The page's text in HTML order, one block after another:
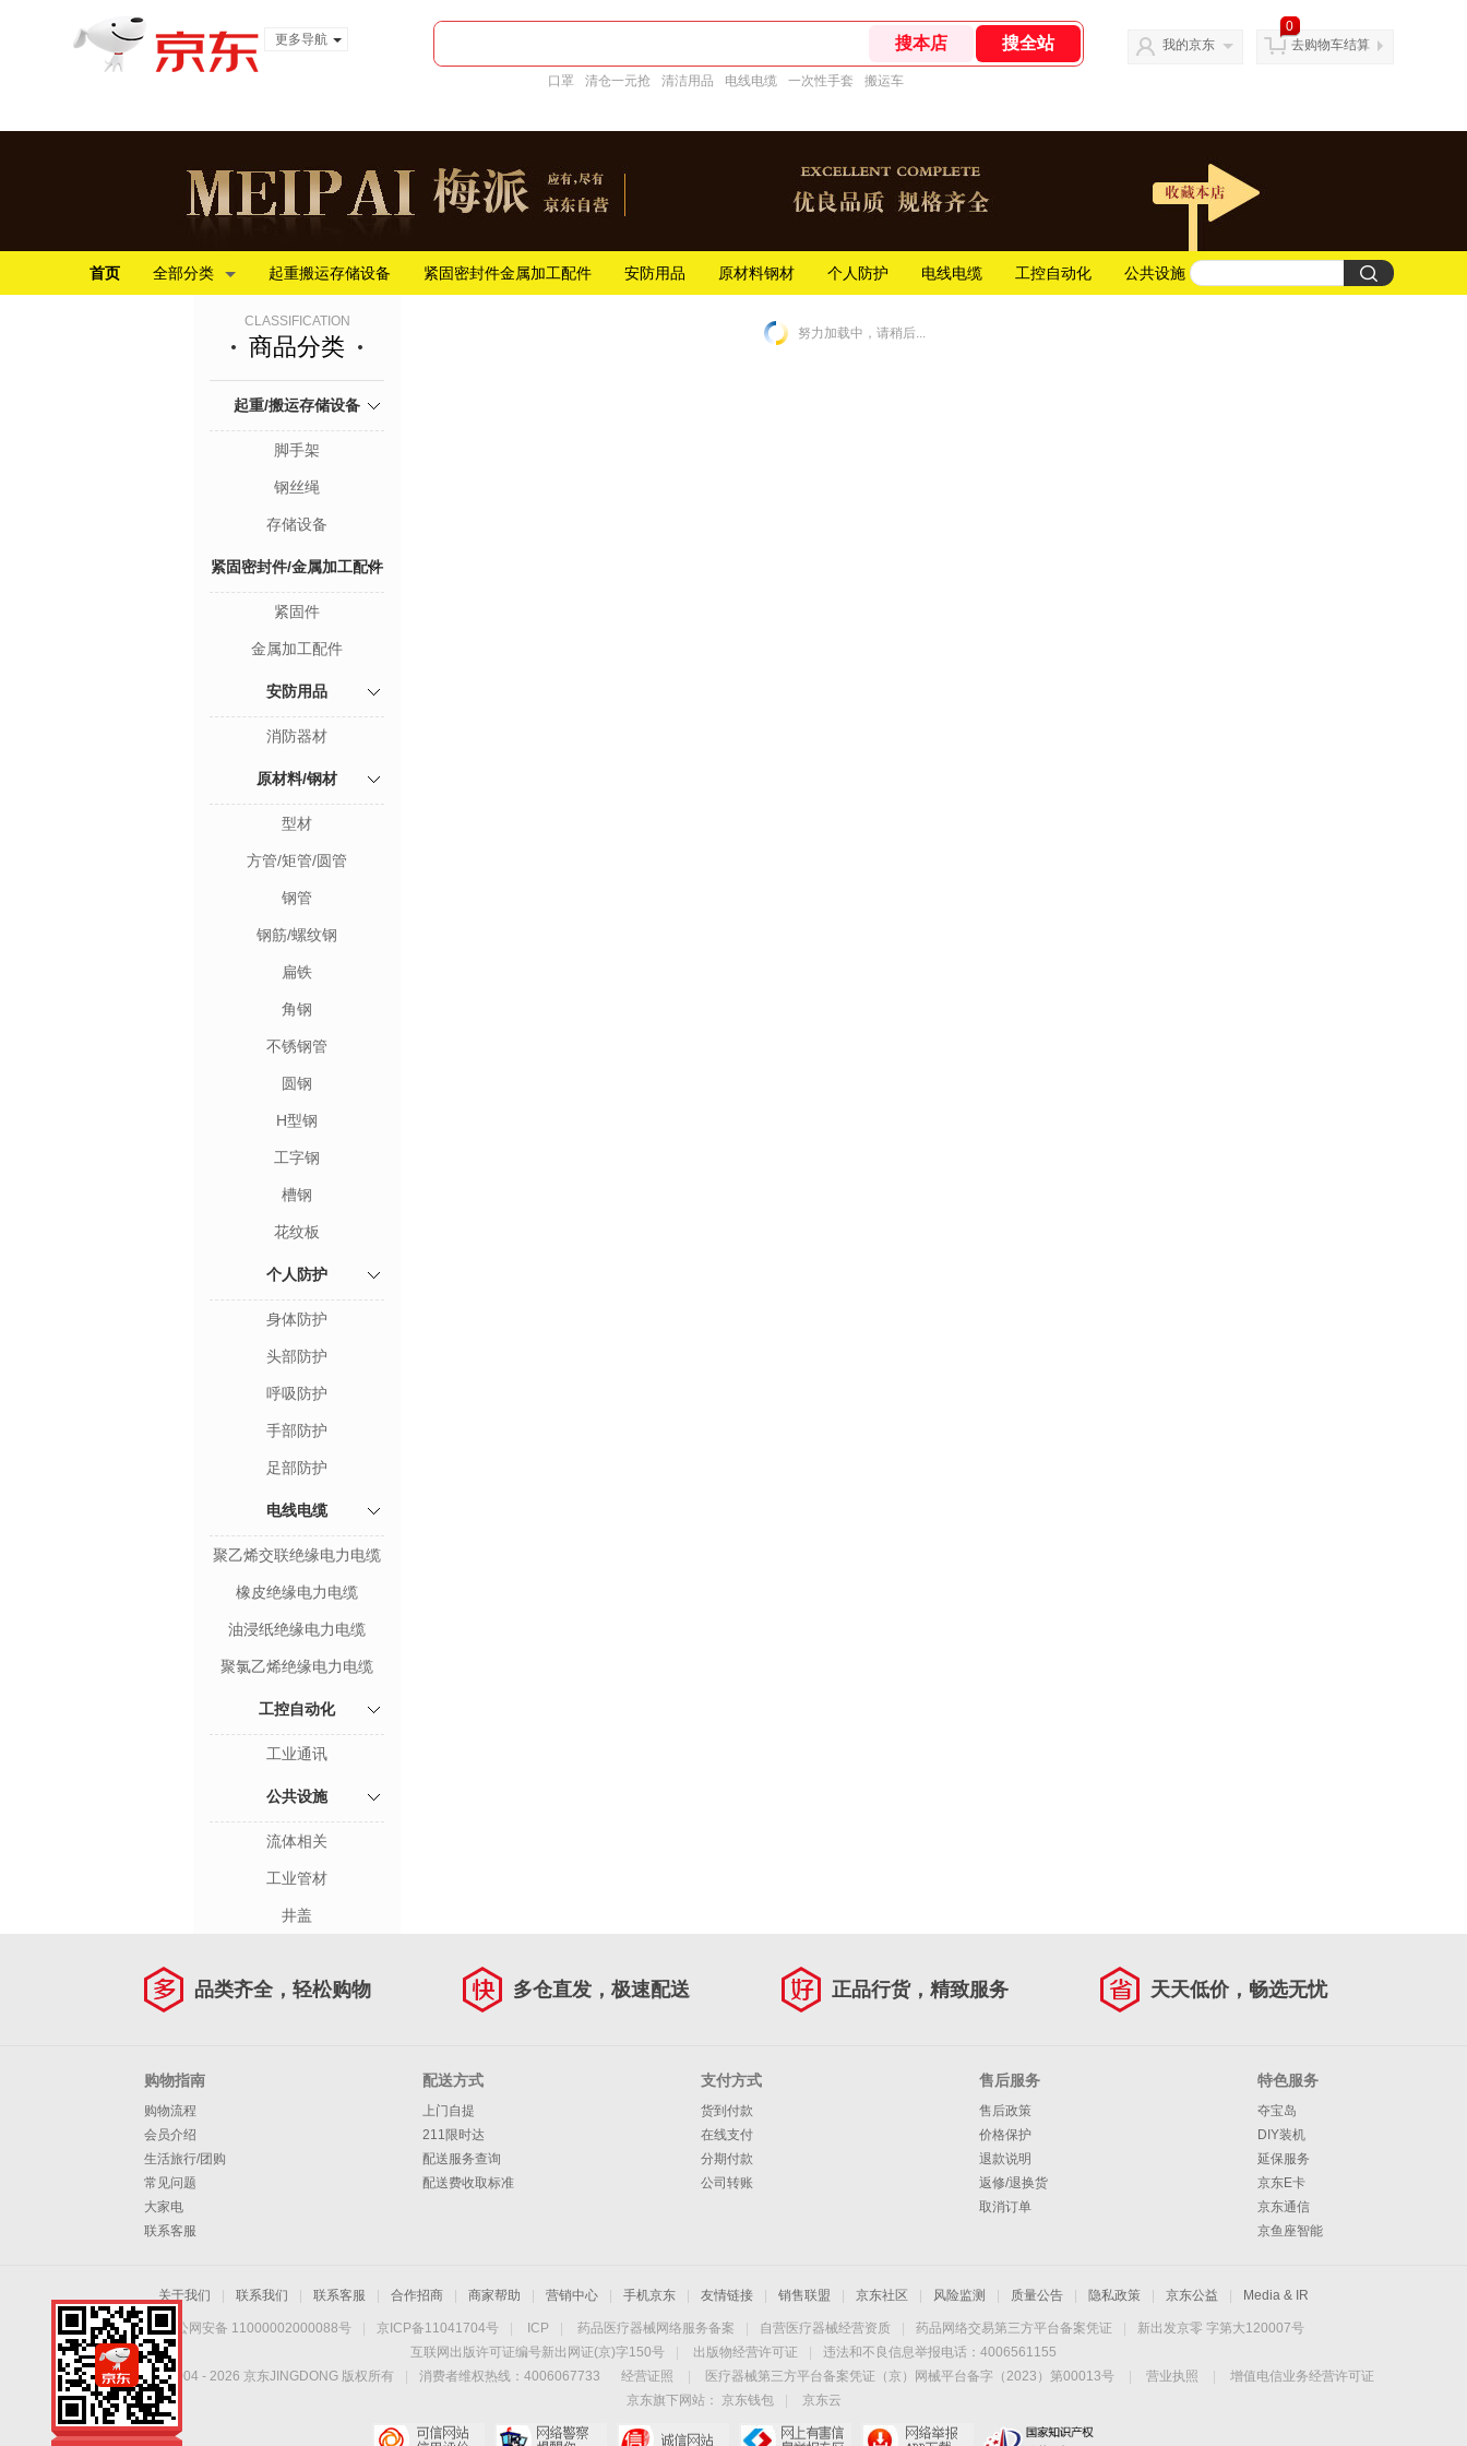
更多导航
口罩 清仓一元抢 清洁用品 电线电缆 一次性手套 搬运车
我的京东
0
去购物车结算
首页 全部分类 起重搬运存储设备 紧固密封件金属加工配件 安防用品 原材料钢材 个人防护 电线电缆 工控自动化 公共设施
CLASSIFICATION
商品分类
起重/搬运存储设备
脚手架
钢丝绳
存储设备
紧固密封件/金属加工配件
紧固件
金属加工配件
安防用品
消防器材
原材料/钢材
型材
方管/矩管/圆管
钢管
钢筋/螺纹钢
扁铁
角钢
不锈钢管
圆钢
H型钢
工字钢
槽钢
花纹板
个人防护
身体防护
头部防护
呼吸防护
手部防护
足部防护
电线电缆
聚乙烯交联绝缘电力电缆
橡皮绝缘电力电缆
油浸纸绝缘电力电缆
聚氯乙烯绝缘电力电缆
工控自动化
工业通讯
公共设施
流体相关
工业管材
井盖
努力加载中，请稍后...
品类齐全，轻松购物 多仓直发，极速配送 正品行货，精致服务 天天低价，畅选无忧
购物指南
购物流程
会员介绍
生活旅行/团购
常见问题
大家电
联系客服
配送方式
上门自提
211限时达
配送服务查询
配送费收取标准
支付方式
货到付款
在线支付
分期付款
公司转账
售后服务
售后政策
价格保护
退款说明
返修/退换货
取消订单
特色服务
夺宝岛
DIY装机
延保服务
京东E卡
京东通信
京鱼座智能
关于我们 联系我们 联系客服 合作招商 商家帮助 营销中心 手机京东 友情链接 销售联盟 京东社区 风险监测 质量公告 隐私政策 京东公益 Media & IR
京公网安备 11000002000088号 京ICP备11041704号 ICP 药品医疗器械网络服务备案 自营医疗器械经营资质 药品网络交易第三方平台备案凭证
新出发京零 字第大120007号
互联网出版许可证编号新出网证(京)字150号
出版物经营许可证
违法和不良信息举报电话：4006561155
Copyright © 2004 - 2026 京东JINGDONG 版权所有 消费者维权热线：4006067733 经营证照 医疗器械第三方平台备案凭证（京）网械平台备字（2023）第00013号 营业执照
增值电信业务经营许可证
京东旗下网站：
京东钱包
京东云
手机扫一扫，劲爆优
惠触手可得！